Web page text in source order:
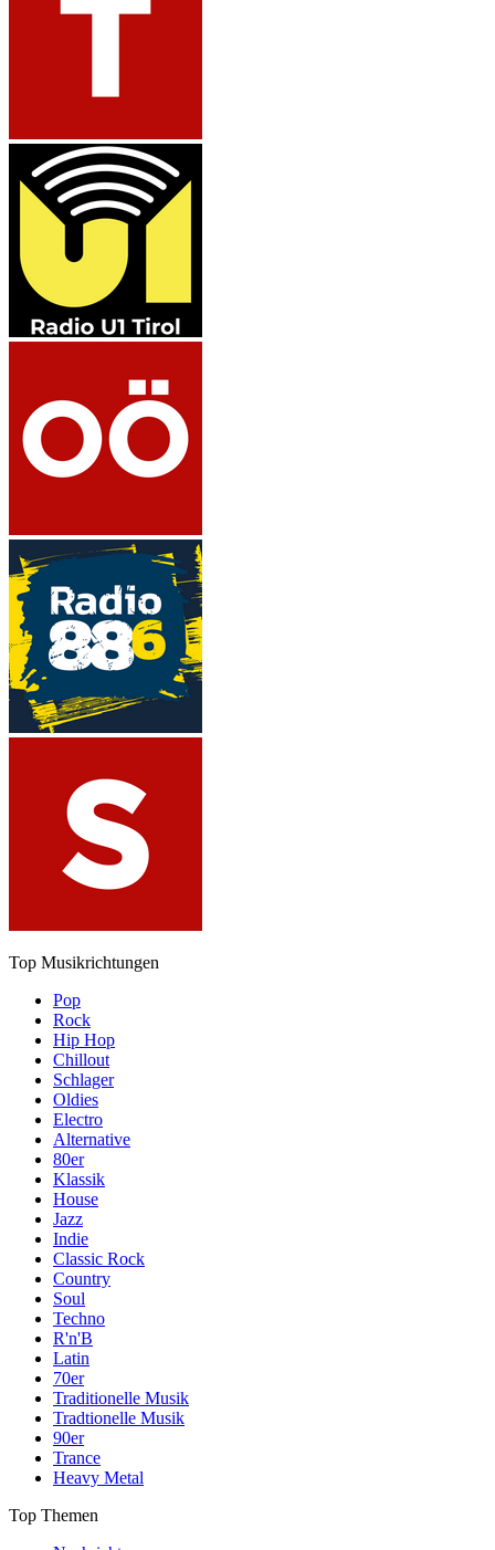
Top Musikrichtungen
Pop
Rock
Hip Hop
Chillout
Schlager
Oldies
Electro
Alternative
80er
Klassik
House
Jazz
Indie
Classic Rock
Country
Soul
Techno
R'n'B
Latin
70er
Traditionelle Musik
Tradtionelle Musik
90er
Trance
Heavy Metal
Top Themen